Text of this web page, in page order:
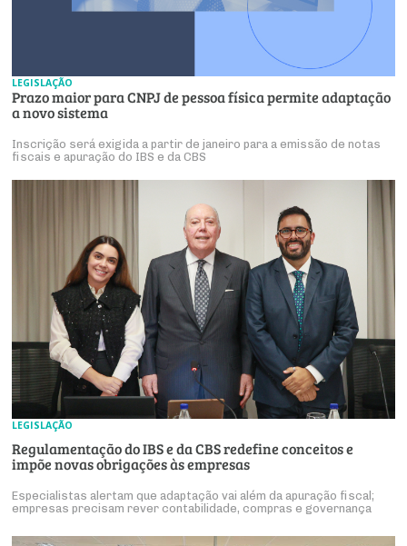
LEGISLAÇÃO
Prazo maior para CNPJ de pessoa física permite adaptação
a novo sistema
Inscrição será exigida a partir de janeiro para a emissão de notas
fiscais e apuração do IBS e da CBS
LEGISLAÇÃO
Regulamentação do IBS e da CBS redefine conceitos e
impõe novas obrigações às empresas
Especialistas alertam que adaptação vai além da apuração fiscal;
empresas precisam rever contabilidade, compras e governança